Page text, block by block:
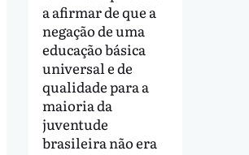
a afirmar de que a
negação de uma
educação básica
universal e de
qualidade para a
maioria da
juventude
brasileira não era